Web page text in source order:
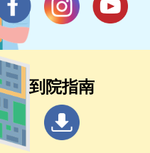
到院指南